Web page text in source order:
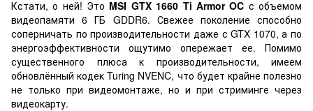
Кстати, о ней! Это MSI GTX 1660 Ti Armor OC с объемом
видеопамяти 6 ГБ GDDR6. Свежее поколение способно
соперничать по производительности даже с GTX 1070, а по
энергоэффективности ощутимо опережает ее. Помимо
существенного плюса к производительности, имеем
обновлённый кодек Turing NVENC, что будет крайне полезно
не только при видеомонтаже, но и при стриминге через
видеокарту.